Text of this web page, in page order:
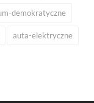
demokratyczne
auta-elektryczne